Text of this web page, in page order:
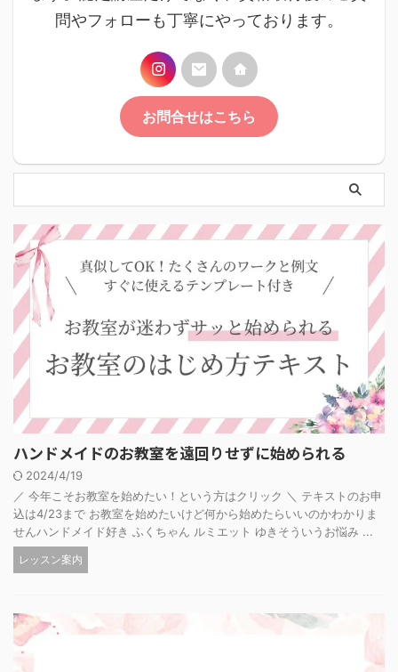
問やフォローも丁寧にやっております。
お問合せはこちら
ハンドメイドのお教室を遠回りせずに始められる
2024/4/19
／ 今年こそお教室を始めたい！という方はクリック ＼ テキストのお申
込は4/23まで お教室を始めたいけど何から始めたらいいのかわかりま
せんハンドメイド好き ふくちゃん ルミエット ゆきそういうお悩み ...
レッスン案内